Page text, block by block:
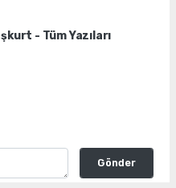
- Tüm Yazıları
Gönder